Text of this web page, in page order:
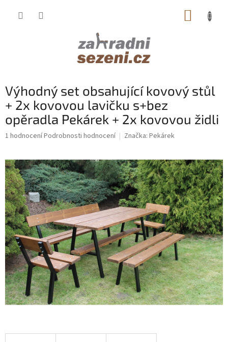
Výhodný set obsahující kovový stůl
+ 2x kovovou lavičku s+bez
opěradla Pekárek + 2x kovovou židli
Průměrné
je
5,0
z
5
hvězdiček.
1 hodnoceníPodrobnosti hodnocení Značka: Pekárek